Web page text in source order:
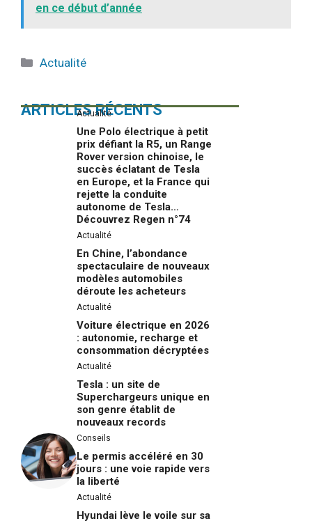
en ce début d’année
Catégories
Actualité
ARTICLES RÉCENTS
Actualité
Une Polo électrique à petit
prix défiant la R5, un Range
Rover version chinoise, le
succès éclatant de Tesla
en Europe, et la France qui
rejette la conduite
autonome de Tesla…
Découvrez Regen n°74
Actualité
En Chine, l’abondance
spectaculaire de nouveaux
modèles automobiles
déroute les acheteurs
Actualité
Voiture électrique en 2026
: autonomie, recharge et
consommation décryptées
Actualité
Tesla : un site de
Superchargeurs unique en
son genre établit de
nouveaux records
Conseils
Le permis accéléré en 30
jours : une voie rapide vers
la liberté
Actualité
Hyundai lève le voile sur sa